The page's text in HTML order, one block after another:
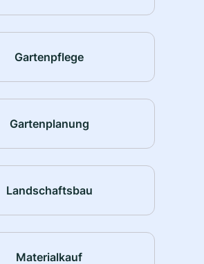
Gartenpflege
Gartenplanung
Landschaftsbau
Materialkauf